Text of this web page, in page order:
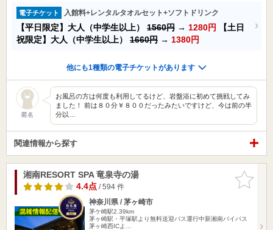
電子チケット 入館料+レンタルタオルセット+ソフトドリンク
【平日限定】大人（中学生以上） 1560円 → 1280円
【土日
祝限定】大人（中学生以上） 1660円 → 1380円
他にも1種類の電子チケットがあります
匿名
お風呂の方は何度も利用してるけど、岩盤浴に初めて挑戦してみ
ました！ 前は８０分￥８００だったみたいですけど、今は前の半
分以…
関連情報から探す
お気に入
りに追加
湘南RESORT SPA 竜泉寺の湯
4.4点/ 594 件
神奈川県 / 茅ヶ崎市
茅ケ崎駅2.39km
茅ヶ崎駅・平塚駅より無料送迎バス運行中新湘南バイパス
茅ヶ崎西ICよ…